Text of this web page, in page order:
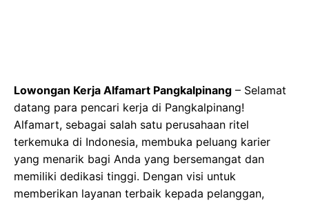
Lowongan Kerja Alfamart Pangkalpinang – Selamat
datang para pencari kerja di Pangkalpinang!
Alfamart, sebagai salah satu perusahaan ritel
terkemuka di Indonesia, membuka peluang karier
yang menarik bagi Anda yang bersemangat dan
memiliki dedikasi tinggi. Dengan visi untuk
memberikan layanan terbaik kepada pelanggan,